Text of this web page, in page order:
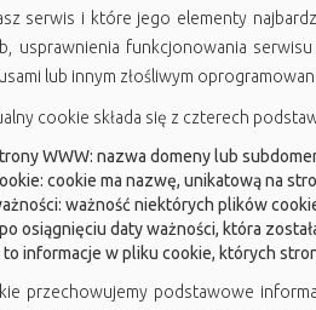
serwis i które jego elementy
usprawnienia funkcjonowania
lub innym złośliwym
cookie składa się z czterech
WWW: nazwa domeny lub
cookie ma nazwę, unikatową na
ważność niektórych plików
osiągnięciu daty ważności, która
informacje w pliku cookie, których
przechowujemy podstawowe